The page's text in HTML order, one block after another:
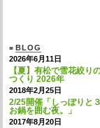
■ BLOG
2026年6月11日
【夏】有松で雪花絞り
つくり 2026年
2018年2月25日
2/25開催「しっぽりと
お鍋を囲む夜。」
2017年8月20日